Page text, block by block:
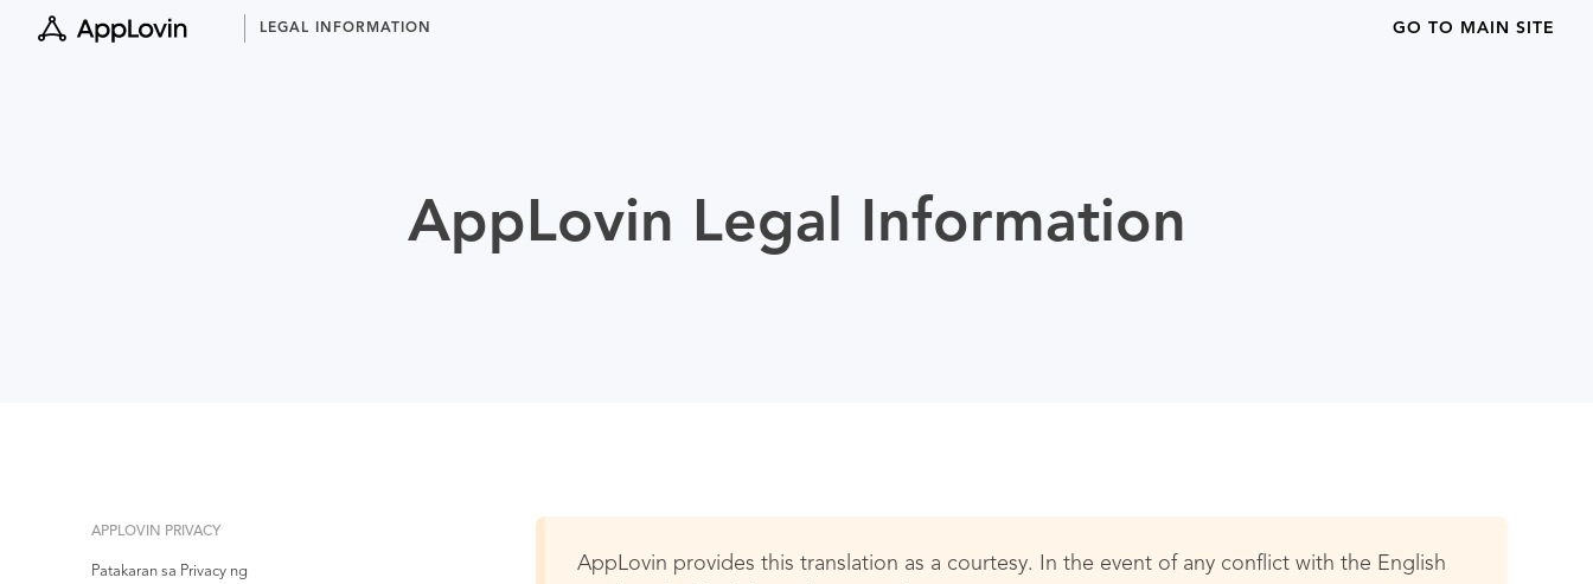
LEGAL INFORMATION GO TO MAIN SITE
AppLovin Legal Information
APPLOVIN PRIVACY
Patakaran sa Privacy ng
AppLovin provides this translation as a courtesy. In the event of any conflict with the English